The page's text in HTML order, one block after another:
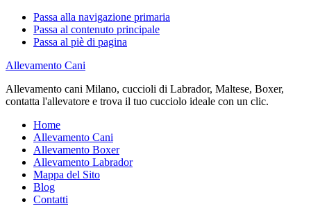
Passa alla navigazione primaria
Passa al contenuto principale
Passa al piè di pagina
Allevamento Cani
Allevamento cani Milano, cuccioli di Labrador, Maltese, Boxer,
contatta l'allevatore e trova il tuo cucciolo ideale con un clic.
Home
Allevamento Cani
Allevamento Boxer
Allevamento Labrador
Mappa del Sito
Blog
Contatti